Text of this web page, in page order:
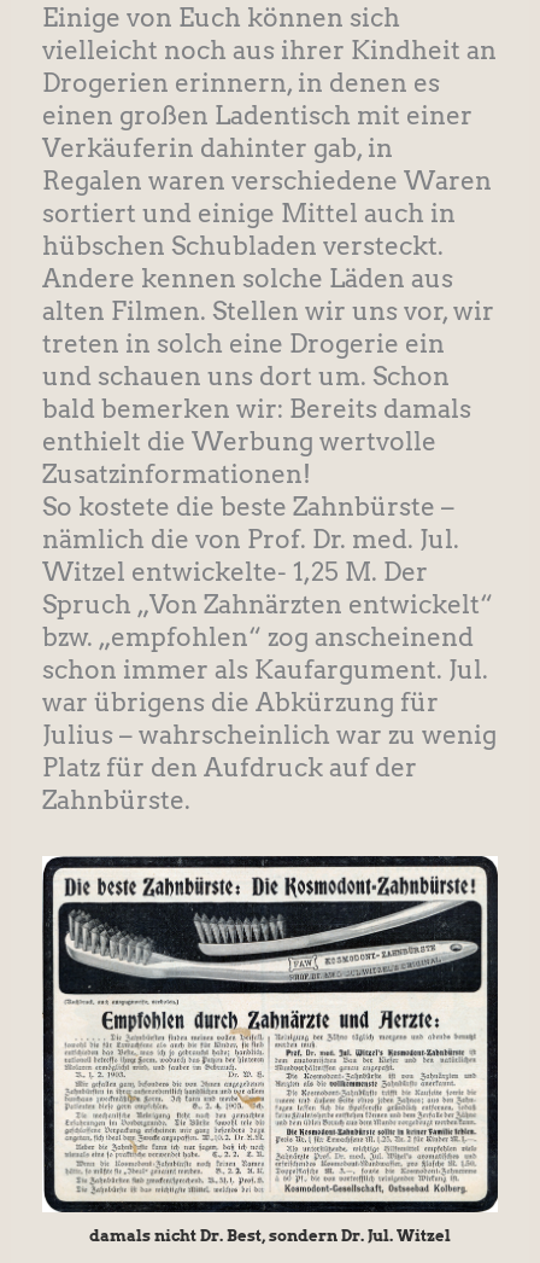
Einige von Euch können sich
vielleicht noch aus ihrer Kindheit an
Drogerien erinnern, in denen es
einen großen Ladentisch mit einer
Verkäuferin dahinter gab, in
Regalen waren verschiedene Waren
sortiert und einige Mittel auch in
hübschen Schubladen versteckt.
Andere kennen solche Läden aus
alten Filmen. Stellen wir uns vor, wir
treten in solch eine Drogerie ein
und schauen uns dort um. Schon
bald bemerken wir: Bereits damals
enthielt die Werbung wertvolle
Zusatzinformationen!
So kostete die beste Zahnbürste –
nämlich die von Prof. Dr. med. Jul.
Witzel entwickelte- 1,25 M. Der
Spruch „Von Zahnärzten entwickelt“
bzw. „empfohlen“ zog anscheinend
schon immer als Kaufargument. Jul.
war übrigens die Abkürzung für
Julius – wahrscheinlich war zu wenig
Platz für den Aufdruck auf der
Zahnbürste.
damals nicht Dr. Best, sondern Dr. Jul. Witzel